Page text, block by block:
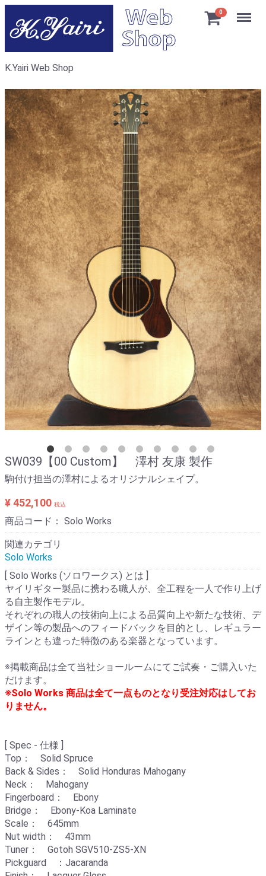
K.Yairi Web Shop
0 Menu
SW039【00 Custom】 澤村 友康 製作
駒付け担当の澤村によるオリジナルシェイプ。
¥ 452,100 税込
商品コード： Solo Works
関連カテゴリ
Solo Works
[ Solo Works (ソロワークス) とは ]
ヤイリギター製品に携わる職人が、全工程を一人で作り上げ
る自主製作モデル。
それぞれの職人の技術向上による品質向上や新たな技術、デ
ザイン等の製品へのフィードバックを目的とし、レギュラー
ラインとも違った特徴のある楽器となっています。
※掲載商品は全て当社ショールームにてご試奏・ご購入いた
だけます。
※Solo Works 商品は全て一点ものとなり受注対応はしてお
りません。
[ Spec - 仕様 ]
Top： Solid Spruce
Back & Sides： Solid Honduras Mahogany
Neck： Mahogany
Fingerboard： Ebony
Bridge： Ebony-Koa Laminate
Scale： 645mm
Nut width： 43mm
Tuner： Gotoh SGV510-ZS5-XN
Pickguard ：Jacaranda